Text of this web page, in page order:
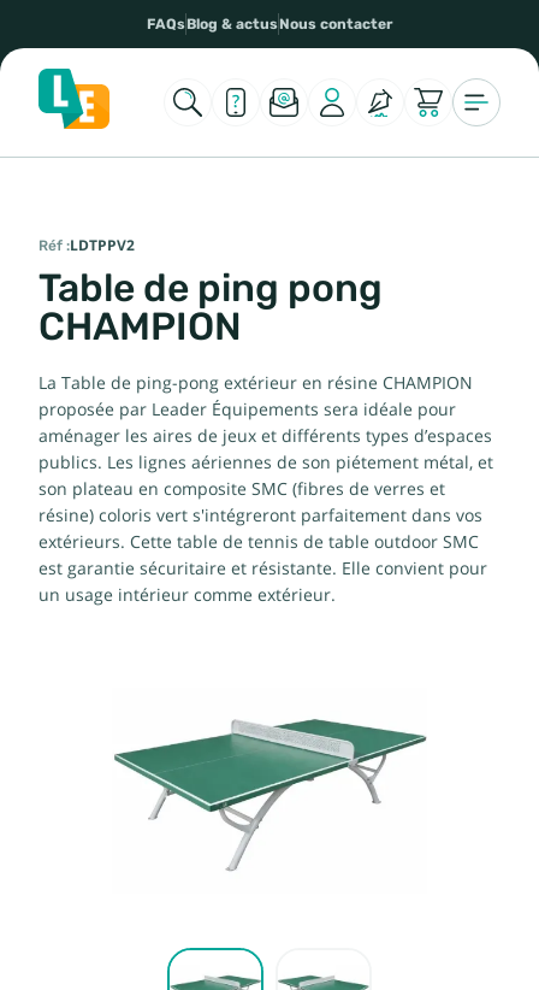
FAQsBlog & actusNous contacter
Réf :LDTPPV2
Table de ping pong
CHAMPION
La Table de ping-pong extérieur en résine CHAMPION
proposée par Leader Équipements sera idéale pour
aménager les aires de jeux et différents types d’espaces
publics. Les lignes aériennes de son piétement métal, et
son plateau en composite SMC (fibres de verres et
résine) coloris vert s'intégreront parfaitement dans vos
extérieurs. Cette table de tennis de table outdoor SMC
est garantie sécuritaire et résistante. Elle convient pour
un usage intérieur comme extérieur.